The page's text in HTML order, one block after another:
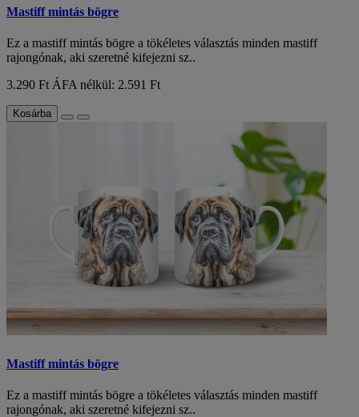
Mastiff mintás bögre
Ez a mastiff mintás bögre a tökéletes választás minden mastiff
rajongónak, aki szeretné kifejezni sz..
3.290 FtÁFA nélkül: 2.591 Ft
Kosárba
Mastiff mintás bögre
Ez a mastiff mintás bögre a tökéletes választás minden mastiff
rajongónak, aki szeretné kifejezni sz..